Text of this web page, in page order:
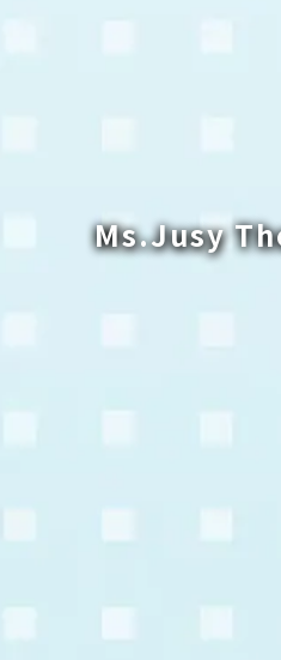
Ms.Jusy